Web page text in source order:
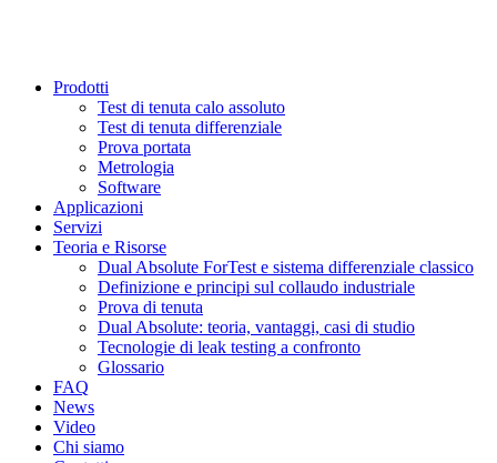
Prodotti
Test di tenuta calo assoluto
Test di tenuta differenziale
Prova portata
Metrologia
Software
Applicazioni
Servizi
Teoria e Risorse
Dual Absolute ForTest e sistema differenziale classico
Definizione e principi sul collaudo industriale
Prova di tenuta
Dual Absolute: teoria, vantaggi, casi di studio
Tecnologie di leak testing a confronto
Glossario
FAQ
News
Video
Chi siamo